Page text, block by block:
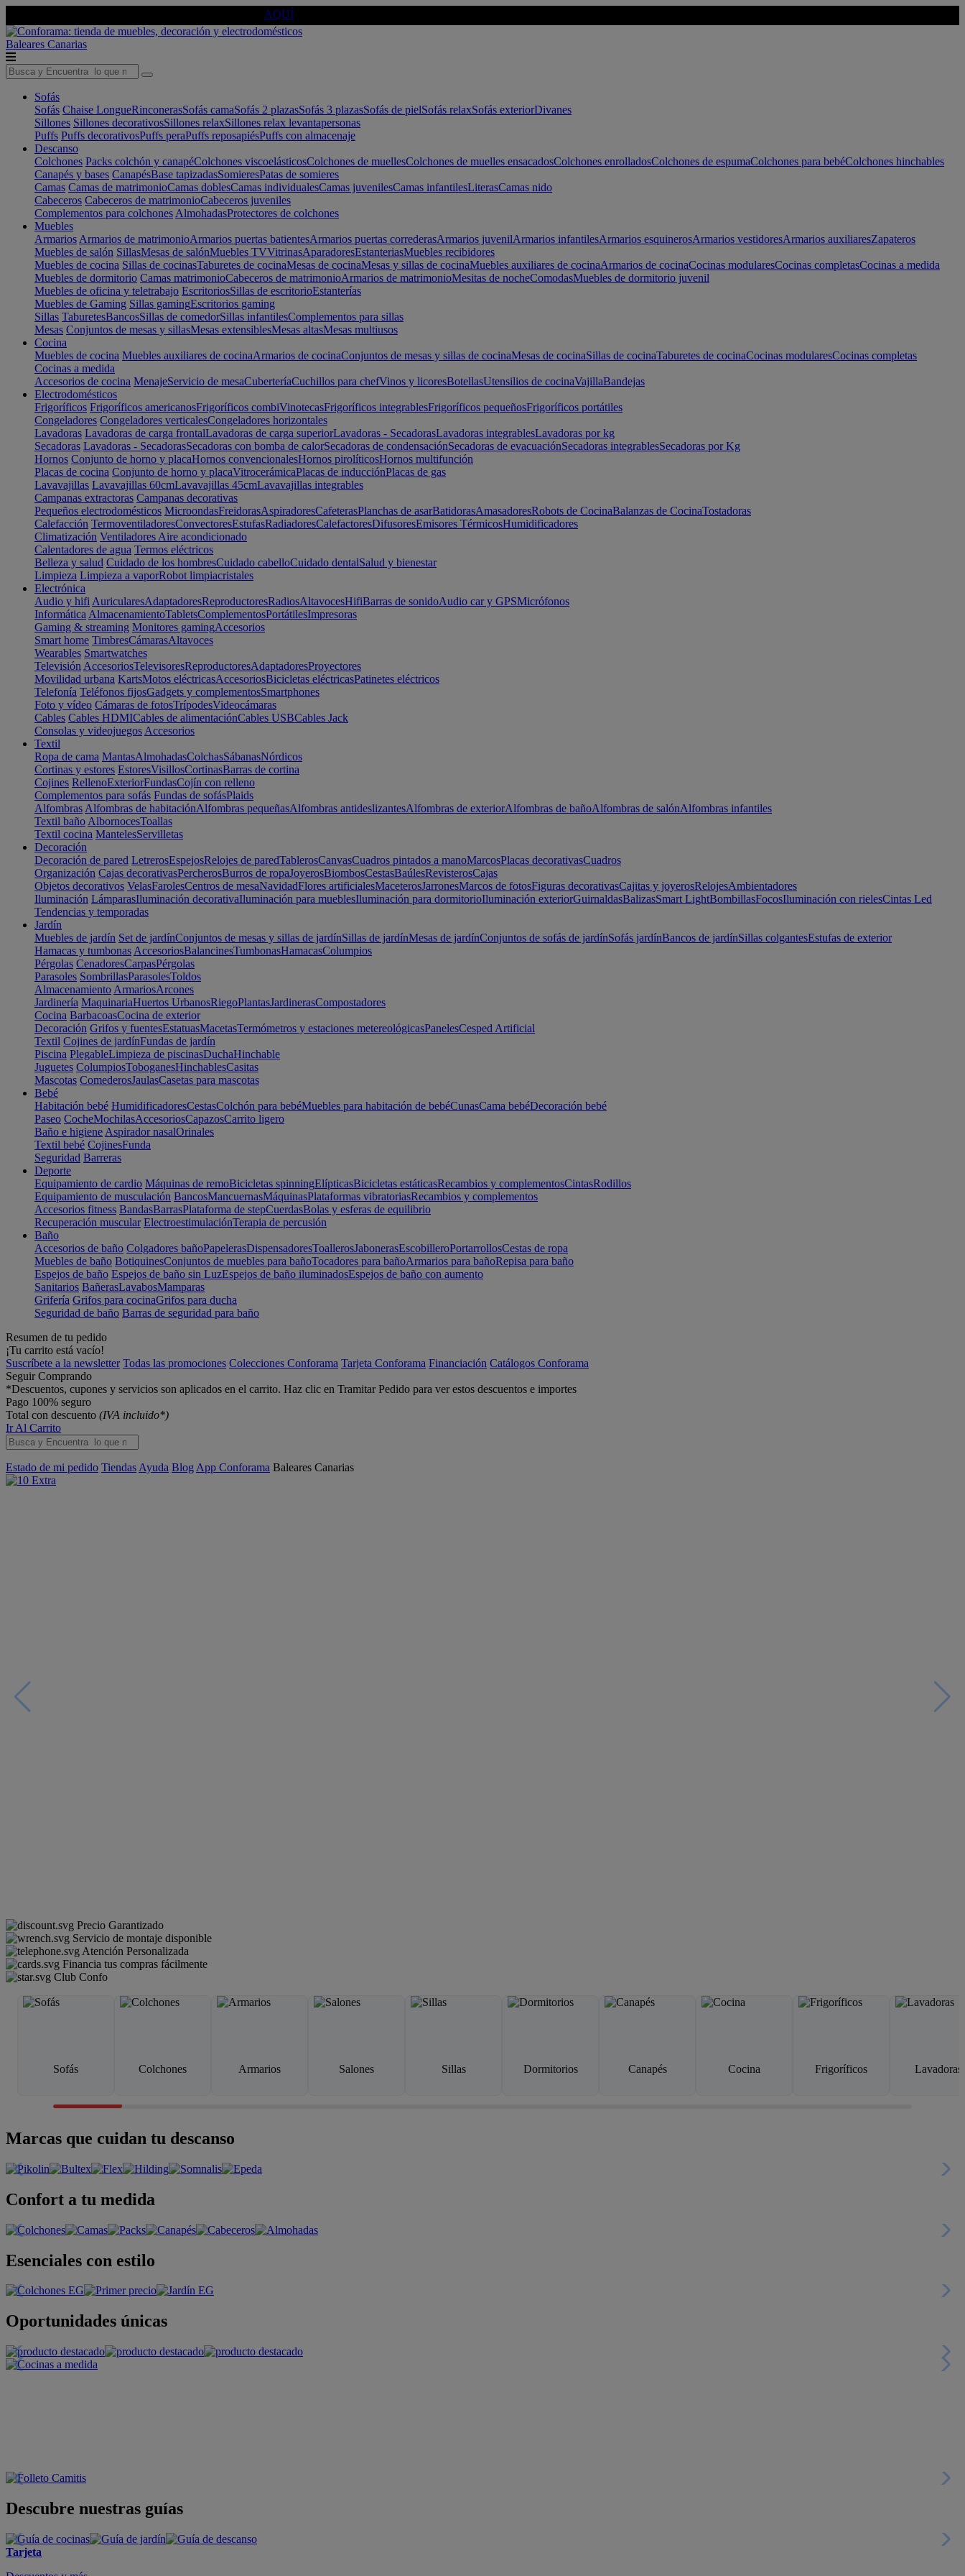
AQUÍ
Baleares Canarias
Sofás
Sofás Chaise LongueRinconerasSofás camaSofás 2 plazasSofás 3 plazasSofás de pielSofás relaxSofás exteriorDivanes
Sillones Sillones decorativosSillones relaxSillones relax levantapersonas
Puffs Puffs decorativosPuffs peraPuffs reposapiésPuffs con almacenaje
Descanso
Colchones Packs colchón y canapéColchones viscoelásticosColchones de muellesColchones de muelles ensacadosColchones enrolladosColchones de espumaColchones para bebéColchones hinchables
Canapés y bases CanapésBase tapizadasSomieresPatas de somieres
Camas Camas de matrimonioCamas doblesCamas individualesCamas juvenilesCamas infantilesLiterasCamas nido
Cabeceros Cabeceros de matrimonioCabeceros juveniles
Complementos para colchones AlmohadasProtectores de colchones
Muebles
Armarios Armarios de matrimonioArmarios puertas batientesArmarios puertas correderasArmarios juvenilArmarios infantilesArmarios esquinerosArmarios vestidoresArmarios auxiliaresZapateros
Muebles de salón SillasMesas de salónMuebles TVVitrinasAparadoresEstanteriasMuebles recibidores
Muebles de cocina Sillas de cocinasTaburetes de cocinaMesas de cocinaMesas y sillas de cocinaMuebles auxiliares de cocinaArmarios de cocinaCocinas modularesCocinas completasCocinas a medida
Muebles de dormitorio Camas matrimonioCabeceros de matrimonioArmarios de matrimonioMesitas de nocheComodasMuebles de dormitorio juvenil
Muebles de oficina y teletrabajo EscritoriosSillas de escritorioEstanterías
Muebles de Gaming Sillas gamingEscritorios gaming
Sillas TaburetesBancosSillas de comedorSillas infantilesComplementos para sillas
Mesas Conjuntos de mesas y sillasMesas extensiblesMesas altasMesas multiusos
Cocina
Muebles de cocina Muebles auxiliares de cocinaArmarios de cocinaConjuntos de mesas y sillas de cocinaMesas de cocinaSillas de cocinaTaburetes de cocinaCocinas modularesCocinas completas
Cocinas a medida
Accesorios de cocina MenajeServicio de mesaCuberteríaCuchillos para chefVinos y licoresBotellasUtensilios de cocinaVajillaBandejas
Electrodomésticos
Frigoríficos Frigoríficos americanosFrigoríficos combiVinotecasFrigoríficos integrablesFrigoríficos pequeñosFrigoríficos portátiles
Congeladores Congeladores verticalesCongeladores horizontales
Lavadoras Lavadoras de carga frontalLavadoras de carga superiorLavadoras - SecadorasLavadoras integrablesLavadoras por kg
Secadoras Lavadoras - SecadorasSecadoras con bomba de calorSecadoras de condensaciónSecadoras de evacuaciónSecadoras integrablesSecadoras por Kg
Hornos Conjunto de horno y placaHornos convencionalesHornos pirolíticosHornos multifunción
Placas de cocina Conjunto de horno y placaVitrocerámicaPlacas de inducciónPlacas de gas
Lavavajillas Lavavajillas 60cmLavavajillas 45cmLavavajillas integrables
Campanas extractoras Campanas decorativas
Pequeños electrodomésticos MicroondasFreidorasAspiradoresCafeterasPlanchas de asarBatidorasAmasadoresRobots de CocinaBalanzas de CocinaTostadoras
Calefacción TermoventiladoresConvectoresEstufasRadiadoresCalefactoresDifusoresEmisores TérmicosHumidificadores
Climatización Ventiladores Aire acondicionado
Calentadores de agua Termos eléctricos
Belleza y salud Cuidado de los hombresCuidado cabelloCuidado dentalSalud y bienestar
Limpieza Limpieza a vaporRobot limpiacristales
Electrónica
Audio y hifi AuricularesAdaptadoresReproductoresRadiosAltavocesHifiBarras de sonidoAudio car y GPSMicrófonos
Informática AlmacenamientoTabletsComplementosPortátilesImpresoras
Gaming & streaming Monitores gamingAccesorios
Smart home TimbresCámarasAltavoces
Wearables Smartwatches
Televisión AccesoriosTelevisoresReproductoresAdaptadoresProyectores
Movilidad urbana KartsMotos eléctricasAccesoriosBicicletas eléctricasPatinetes eléctricos
Telefonía Teléfonos fijosGadgets y complementosSmartphones
Foto y vídeo Cámaras de fotosTrípodesVideocámaras
Cables Cables HDMICables de alimentaciónCables USBCables Jack
Consolas y videojuegos Accesorios
Textil
Ropa de cama MantasAlmohadasColchasSábanasNórdicos
Cortinas y estores EstoresVisillosCortinasBarras de cortina
Cojines RellenoExteriorFundasCojín con relleno
Complementos para sofás Fundas de sofásPlaids
Alfombras Alfombras de habitaciónAlfombras pequeñasAlfombras antideslizantesAlfombras de exteriorAlfombras de bañoAlfombras de salónAlfombras infantiles
Textil baño AlbornocesToallas
Textil cocina MantelesServilletas
Decoración
Decoración de pared LetrerosEspejosRelojes de paredTablerosCanvasCuadros pintados a manoMarcosPlacas decorativasCuadros
Organización Cajas decorativasPercherosBurros de ropaJoyerosBiombosCestasBaúlesRevisterosCajas
Objetos decorativos VelasFarolesCentros de mesaNavidadFlores artificialesMaceterosJarronesMarcos de fotosFiguras decorativasCajitas y joyerosRelojesAmbientadores
Iluminación LámparasIluminación decorativaIluminación para mueblesIluminación para dormitorioIluminación exteriorGuirnaldasBalizasSmart LightBombillasFocosIluminación con rielesCintas Led
Tendencias y temporadas
Jardín
Muebles de jardín Set de jardínConjuntos de mesas y sillas de jardínSillas de jardínMesas de jardínConjuntos de sofás de jardínSofás jardínBancos de jardínSillas colgantesEstufas de exterior
Hamacas y tumbonas AccesoriosBalancinesTumbonasHamacasColumpios
Pérgolas CenadoresCarpasPérgolas
Parasoles SombrillasParasolesToldos
Almacenamiento ArmariosArcones
Jardinería MaquinariaHuertos UrbanosRiegoPlantasJardinerasCompostadores
Cocina BarbacoasCocina de exterior
Decoración Grifos y fuentesEstatuasMacetasTermómetros y estaciones metereológicasPanelesCesped Artificial
Textil Cojines de jardínFundas de jardín
Piscina PlegableLimpieza de piscinasDuchaHinchable
Juguetes ColumpiosToboganesHinchablesCasitas
Mascotas ComederosJaulasCasetas para mascotas
Bebé
Habitación bebé HumidificadoresCestasColchón para bebéMuebles para habitación de bebéCunasCama bebéDecoración bebé
Paseo CocheMochilasAccesoriosCapazosCarrito ligero
Baño e higiene Aspirador nasalOrinales
Textil bebé CojinesFunda
Seguridad Barreras
Deporte
Equipamiento de cardio Máquinas de remoBicicletas spinningElípticasBicicletas estáticasRecambios y complementosCintasRodillos
Equipamiento de musculación BancosMancuernasMáquinasPlataformas vibratoriasRecambios y complementos
Accesorios fitness BandasBarrasPlataforma de stepCuerdasBolas y esferas de equilibrio
Recuperación muscular ElectroestimulaciónTerapia de percusión
Baño
Accesorios de baño Colgadores bañoPapelerasDispensadoresToallerosJabonerasEscobilleroPortarrollosCestas de ropa
Muebles de baño BotiquinesConjuntos de muebles para bañoTocadores para bañoArmarios para bañoRepisa para baño
Espejos de baño Espejos de baño sin LuzEspejos de baño iluminadosEspejos de baño con aumento
Sanitarios BañerasLavabosMamparas
Grifería Grifos para cocinaGrifos para ducha
Seguridad de baño Barras de seguridad para baño
Resumen de tu pedido
¡Tu carrito está vacío!
Suscríbete a la newsletter Todas las promociones Colecciones Conforama Tarjeta Conforama Financiación Catálogos Conforama
Seguir Comprando
*Descuentos, cupones y servicios son aplicados en el carrito. Haz clic en Tramitar Pedido para ver estos descuentos e importes
Pago 100% seguro
Total con descuento (IVA incluido*)
Ir Al Carrito
Estado de mi pedido Tiendas Ayuda Blog App Conforama Baleares Canarias
Precio Garantizado
Servicio de montaje disponible
Atención Personalizada
Financia tus compras fácilmente
Club Confo
Sofás Colchones Armarios Salones Sillas Dormitorios Canapés Cocina Frigoríficos Lavadoras
Marcas que cuidan tu descanso
Confort a tu medida
Esenciales con estilo
Oportunidades únicas
Descubre nuestras guías
Tarjeta